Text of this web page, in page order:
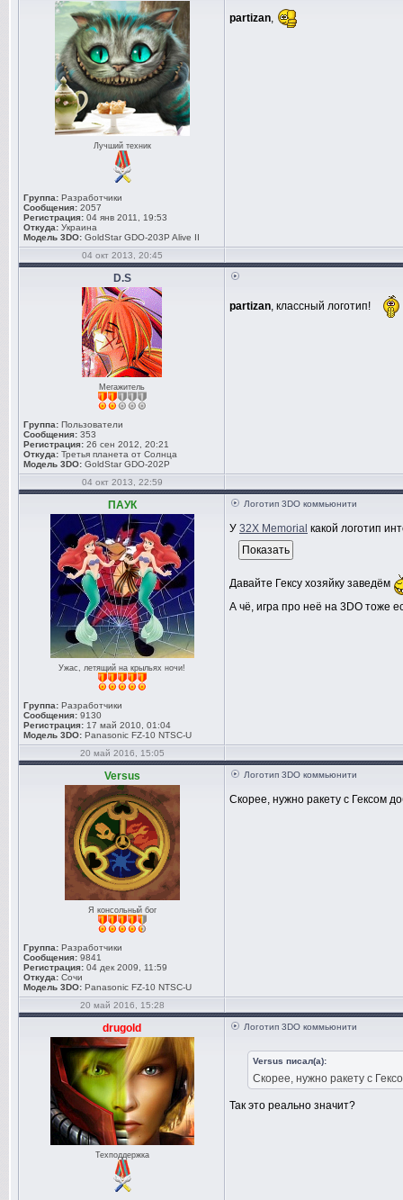
Лучший техник
Группа: Разработчики
Сообщения: 2057
Регистрация: 04 янв 2011, 19:53
Откуда: Украина
Модель 3DO: GoldStar GDO-203P Alive II
partizan
04 окт 2013, 20:45
D.S
Мегажитель
Группа: Пользователи
Сообщения: 353
Регистрация: 26 сен 2012, 20:21
Откуда: Третья планета от Солнца
Модель 3DO: GoldStar GDO-202P
partizan , классный логотип!
04 окт 2013, 22:59
ПАУК
Ужас, летящий на крыльях ночи!
Группа: Разработчики
Сообщения: 9130
Регистрация: 17 май 2010, 01:04
Модель 3DO: Panasonic FZ-10 NTSC-U
Логотип 3DO коммьюнити
У 32X Memorial какой логотип
Давайте Гексу хозяйку заведём
А чё, игра про неё на 3DO тоже
20 май 2016, 15:05
Versus
Я консольный бог
Группа: Разработчики
Сообщения: 9841
Регистрация: 04 дек 2009, 11:59
Откуда: Сочи
Модель 3DO: Panasonic FZ-10 NTSC-U
Логотип 3DO коммьюнити
Скорее, нужно ракету с Гексом
20 май 2016, 15:28
drugold
Техподдержка
Логотип 3DO коммьюнити
Versus писал(а):
Скорее, нужно ракету с
Так это реально значит?